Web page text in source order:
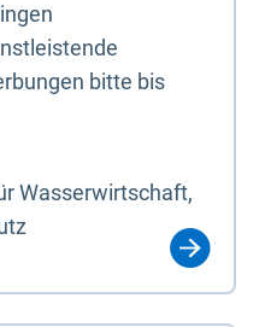
bitte bis
Wasserwirtschaft,